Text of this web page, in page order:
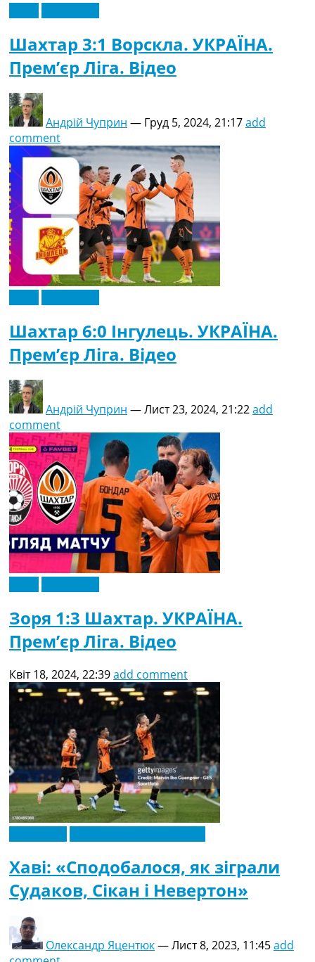
Шахтар 3:1 Ворскла. УКРАЇНА.
Прем’єр Ліга. Відео
Андрій Чуприн — Груд 5, 2024, 21:17add
comment
Шахтар 6:0 Інгулець. УКРАЇНА.
Прем’єр Ліга. Відео
Андрій Чуприн —Лист 23, 2024, 21:22add
comment
Зоря 1:3 Шахтар. УКРАЇНА.
Прем’єр Ліга. Відео
Квіт 18, 2024, 22:39add comment
Хаві: «Сподобалося, як зіграли
Судаков, Сікан і Невертон»
Олександр Яцентюк—Лист 8, 2023, 11:45add